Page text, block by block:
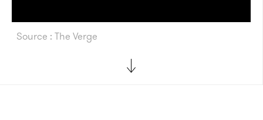
Source : The Verge